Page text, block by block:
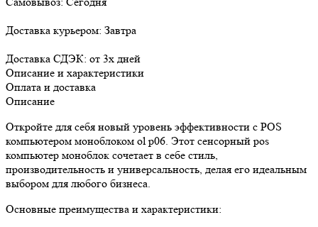
Доставка курьером: Завтра
Доставка СДЭК: от 3х дней
Описание и характеристики
Оплата и доставка
Описание
Откройте для себя новый уровень эффективности с POS
компьютером моноблоком ol p06. Этот сенсорный pos
компьютер моноблок сочетает в себе стиль,
производительность и универсальность, делая его идеальным
выбором для любого бизнеса.
Основные преимущества и характеристики: